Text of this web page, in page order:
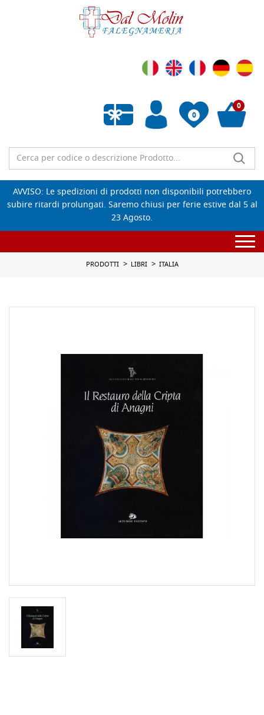
0
Wishlist vuota
0
AVVISO: Le spedizioni di prodotti non disponibili potrebbero
subire ritardi prolungati. Saremo chiusi per ferie estive dal 5 al
23 Agosto.
PRODOTTI LIBRI ITALIA